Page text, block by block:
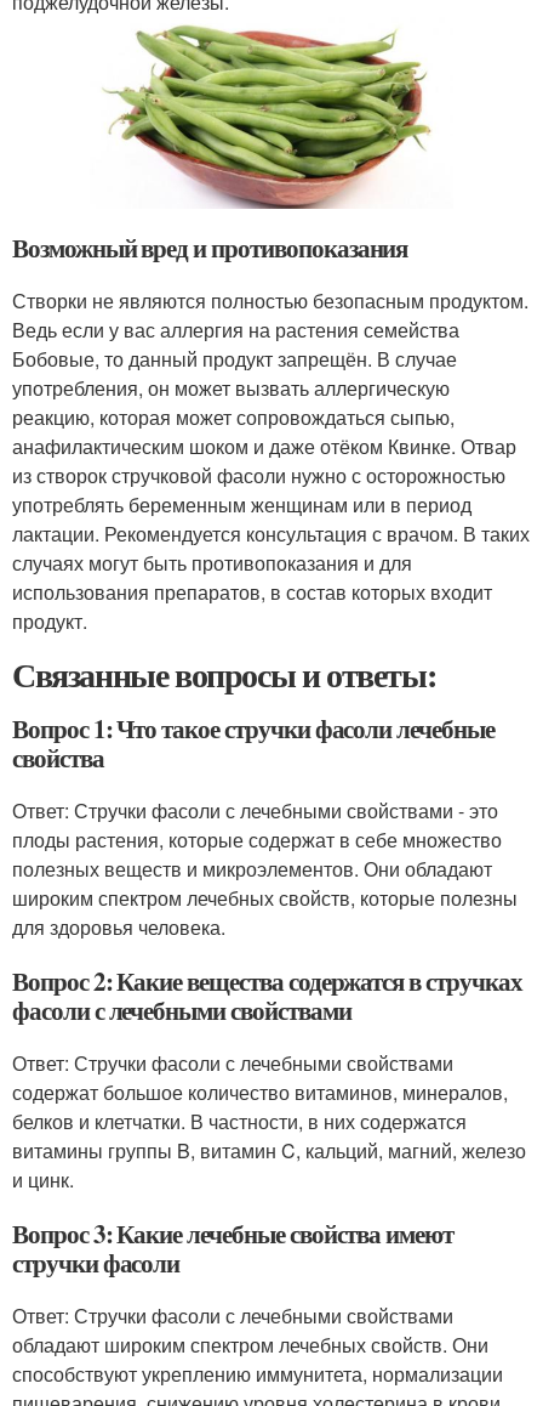
Возможный вред и противопоказания
Створки не являются полностью безопасным продуктом.
Ведь если у вас аллергия на растения семейства
Бобовые, то данный продукт запрещён. В случае
употребления, он может вызвать аллергическую
реакцию, которая может сопровождаться сыпью,
анафилактическим шоком и даже отёком Квинке. Отвар
из створок стручковой фасоли нужно с осторожностью
употреблять беременным женщинам или в период
лактации. Рекомендуется консультация с врачом. В таких
случаях могут быть противопоказания и для
использования препаратов, в состав которых входит
продукт.
Связанные вопросы и ответы:
Вопрос 1: Что такое стручки фасоли лечебные
свойства
Ответ: Стручки фасоли с лечебными свойствами - это
плоды растения, которые содержат в себе множество
полезных веществ и микроэлементов. Они обладают
широким спектром лечебных свойств, которые полезны
для здоровья человека.
Вопрос 2: Какие вещества содержатся в стручках
фасоли с лечебными свойствами
Ответ: Стручки фасоли с лечебными свойствами
содержат большое количество витаминов, минералов,
белков и клетчатки. В частности, в них содержатся
витамины группы B, витамин C, кальций, магний, железо
и цинк.
Вопрос 3: Какие лечебные свойства имеют
стручки фасоли
Ответ: Стручки фасоли с лечебными свойствами
обладают широким спектром лечебных свойств. Они
способствуют укреплению иммунитета, нормализации